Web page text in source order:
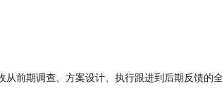
期调查、方案设计、执行跟进到后期反馈的全